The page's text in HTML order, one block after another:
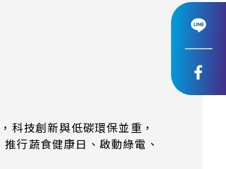
科技創新與低碳環保並重，
行蔬食健康日、啟動綠電、